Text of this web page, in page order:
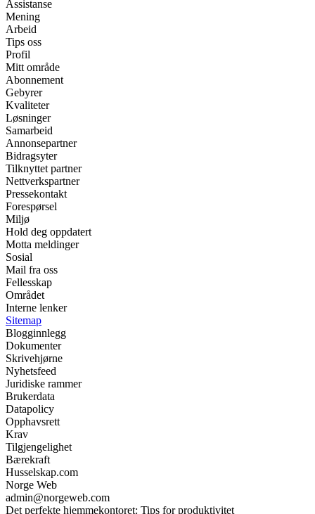
Assistanse
Mening
Arbeid
Tips oss
Profil
Mitt område
Abonnement
Gebyrer
Kvaliteter
Løsninger
Samarbeid
Annonsepartner
Bidragsyter
Tilknyttet partner
Nettverkspartner
Pressekontakt
Forespørsel
Miljø
Hold deg oppdatert
Motta meldinger
Sosial
Mail fra oss
Fellesskap
Området
Interne lenker
Sitemap
Blogginnlegg
Dokumenter
Skrivehjørne
Nyhetsfeed
Juridiske rammer
Brukerdata
Datapolicy
Opphavsrett
Krav
Tilgjengelighet
Bærekraft
Husselskap.com
Norge Web
admin@norgeweb.com
Det perfekte hjemmekontoret: Tips for produktivitet